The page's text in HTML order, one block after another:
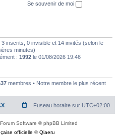
Se souvenir de moi
inscrits, 0 invisible et 14 invités (selon le
minutes)
:1992 le 01/08/2026 19:46
membres • Notre membre le plus récent
Fuseau horaire sur UTC+02:00
Software © phpBB Limited
officielle ©Qiaeru